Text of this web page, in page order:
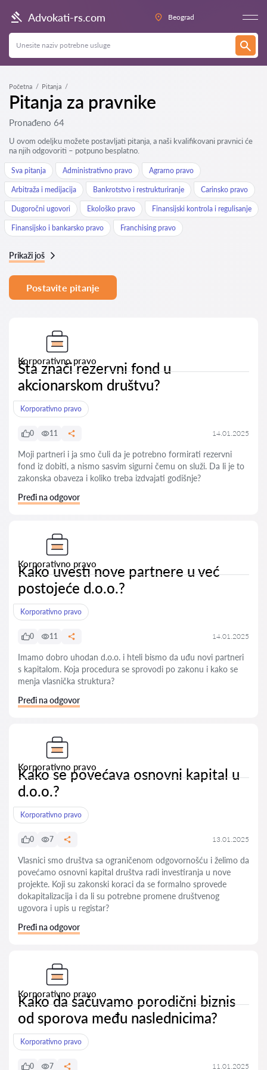
Advokati-rs.com Beograd
Početna Pitanja
Pitanja za pravnike
Pronađeno 64
U ovom odeljku možete postavljati pitanja, a naši kvalifikovani pravnici će
na njih odgovoriti – potpuno besplatno.
Sva pitanja Administrativno pravo Agrarno pravo
Arbitraža i medijacija Bankrotstvo i restrukturiranje Carinsko pravo
Dugoročni ugovori Ekološko pravo Finansijski kontrola i regulisanje
Finansijsko i bankarsko pravo Franchising pravo
Prikaži još
Postavite pitanje
Korporativno pravo
Šta znači rezervni fond u
akcionarskom društvu?
Korporativno pravo
0 11 14.01.2025
Moji partneri i ja smo čuli da je potrebno formirati rezervni
fond iz dobiti, a nismo sasvim sigurni čemu on služi. Da li je to
zakonska obaveza i koliko treba izdvajati godišnje?
Pređi na odgovor
Korporativno pravo
Kako uvesti nove partnere u već
postojeće d.o.o.?
Korporativno pravo
0 11 14.01.2025
Imamo dobro uhodan d.o.o. i hteli bismo da uđu novi partneri
s kapitalom. Koja procedura se sprovodi po zakonu i kako se
menja vlasnička struktura?
Pređi na odgovor
Korporativno pravo
Kako se povećava osnovni kapital u
d.o.o.?
Korporativno pravo
0 7 13.01.2025
Vlasnici smo društva sa ograničenom odgovornošću i želimo da
povećamo osnovni kapital društva radi investiranja u nove
projekte. Koji su zakonski koraci da se formalno sprovede
dokapitalizacija i da li su potrebne promene društvenog
ugovora i upis u registar?
Pređi na odgovor
Korporativno pravo
Kako da sačuvamo porodični biznis
od sporova među naslednicima?
Korporativno pravo
0 7 11.01.2025